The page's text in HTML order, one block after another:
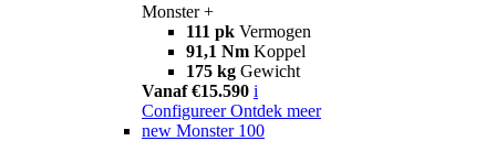
Monster +
111 pk Vermogen
91,1 Nm Koppel
175 kg Gewicht
Vanaf €15.590 i
Configureer Ontdek meer
new Monster 100